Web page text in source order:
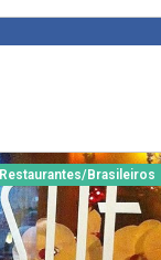
Restaurantes/Brasileiros